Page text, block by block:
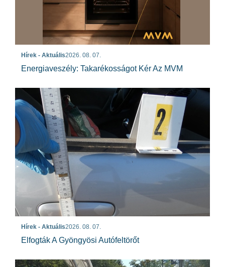
Hírek - Aktuális2026. 08. 07.
Energiaveszély: Takarékosságot Kér Az MVM
Hírek - Aktuális2026. 08. 07.
Elfogták A Gyöngyösi Autófeltörőt